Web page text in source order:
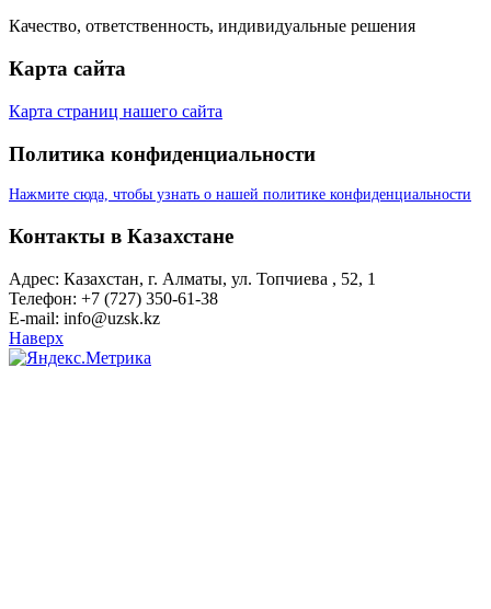
Качество, ответственность, индивидуальные решения
Карта сайта
Карта страниц нашего сайта
Политика конфиденциальности
Нажмите сюда, чтобы узнать о нашей политике конфиденциальности
Контакты в Казахстане
Адрес: Казахстан, г. Алматы, ул. Топчиева , 52, 1
Телефон: +7 (727) 350-61-38
E-mail: info@uzsk.kz
Наверх